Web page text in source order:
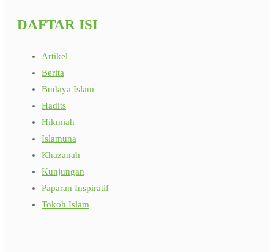
DAFTAR ISI
Artikel
Berita
Budaya Islam
Hadits
Hikmiah
Islamuna
Khazanah
Kunjungan
Paparan Inspiratif
Tokoh Islam